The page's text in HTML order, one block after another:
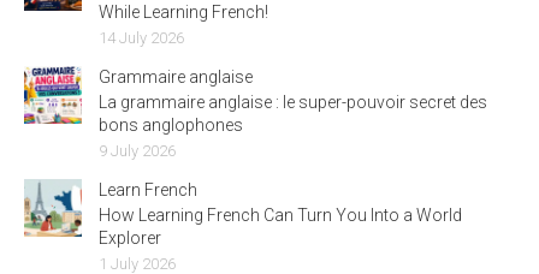
While Learning French!
14 July 2026
Grammaire anglaise
La grammaire anglaise : le super-pouvoir secret des
bons anglophones
9 July 2026
Learn French
How Learning French Can Turn You Into a World
Explorer
1 July 2026